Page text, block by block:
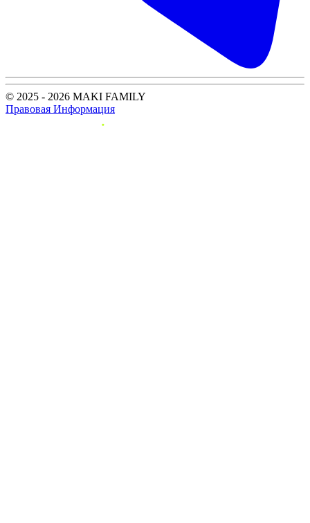
© 2025 - 2026 MAKI FAMILY
Правовая Информация